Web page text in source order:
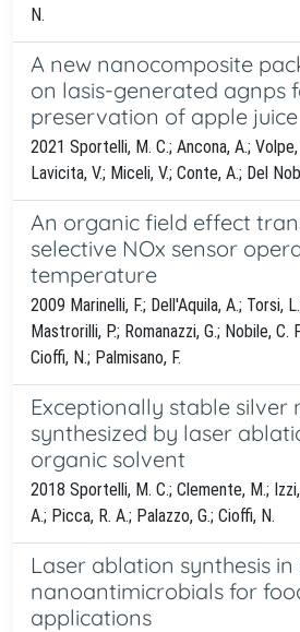
N.
A new nanocomposite
on lasis-generated agnps
preservation of apple juice
2021 Sportelli, M. C.; Ancona, A.; Volpe,
Lavicita, V.; Miceli, V.; Conte, A.; Del
An organic field effect
selective NOx sensor
temperature
2009 Marinelli, F.; Dell'Aquila, A.; Torsi,
Mastrorilli, P.; Romanazzi, G.; Nobile, C.
Cioffi, N.; Palmisano, F.
Exceptionally stable silver
synthesized by laser
organic solvent
2018 Sportelli, M. C.; Clemente, M.;
A.; Picca, R. A.; Palazzo, G.; Cioffi, N.
Laser ablation synthesis
nanoantimicrobials for
applications